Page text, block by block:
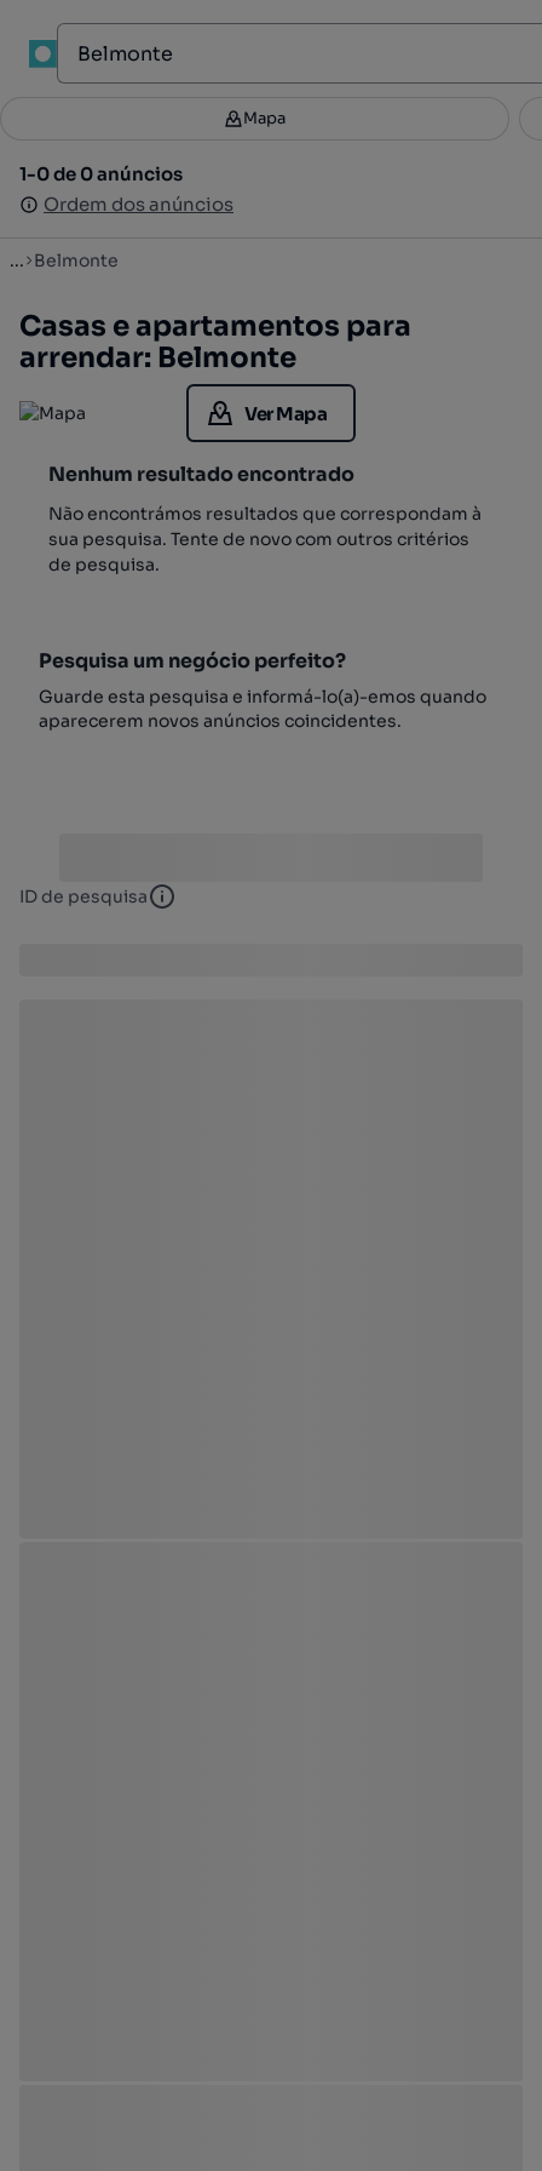
Filtros 2
1-0 de 0 anúncios
Ordem dos anúncios
Mapa
1-0 de 0 anúncios
Ordem dos anúncios
... Belmonte
Casas e apartamentos para
arrendar: Belmonte
Ver Mapa
Nenhum resultado encontrado
Não encontrámos resultados que correspondam à
sua pesquisa. Tente de novo com outros critérios
de pesquisa.
Pesquisa um negócio perfeito?
Guarde esta pesquisa e informá-lo(a)-emos quando
aparecerem novos anúncios coincidentes.
ID de pesquisa ID de pesquisa